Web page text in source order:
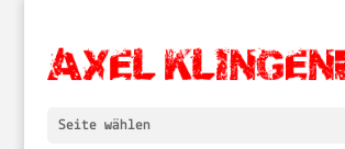
Seite wählen